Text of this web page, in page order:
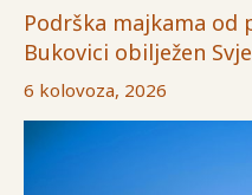
Podrška majkama od
Bukovici obilježen
6 kolovoza, 2026